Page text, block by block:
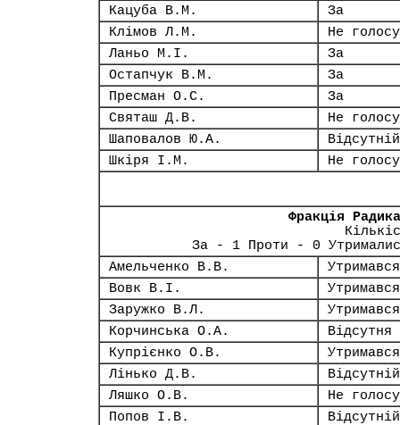
Кацуба В.М.
За
Клімов Л.М.
Не
Ланьо М.І.
За
Остапчук В.М.
За
Пресман О.С.
За
Святаш Д.В.
Не
Шаповалов Ю.А.
Відсутній
Шкіря І.М.
Не
Фракція
За - 1 Проти - 0
Амельченко В.В.
Утримався
Вовк В.І.
Утримався
Заружко В.Л.
Утримався
Корчинська О.А.
Відсутня
Купрієнко О.В.
Утримався
Лінько Д.В.
Відсутній
Ляшко О.В.
Не
Попов І.В.
Відсутній